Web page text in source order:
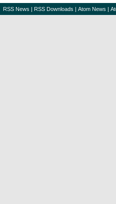
RSS News | RSS Downloads | Atom News |